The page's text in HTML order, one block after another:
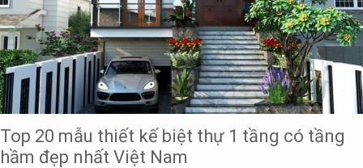
Top 20 mẫu thiết kế biệt thự 1 tầng có tầng
hầm đẹp nhất Việt Nam